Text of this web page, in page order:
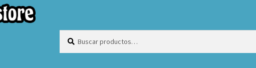
Buscar